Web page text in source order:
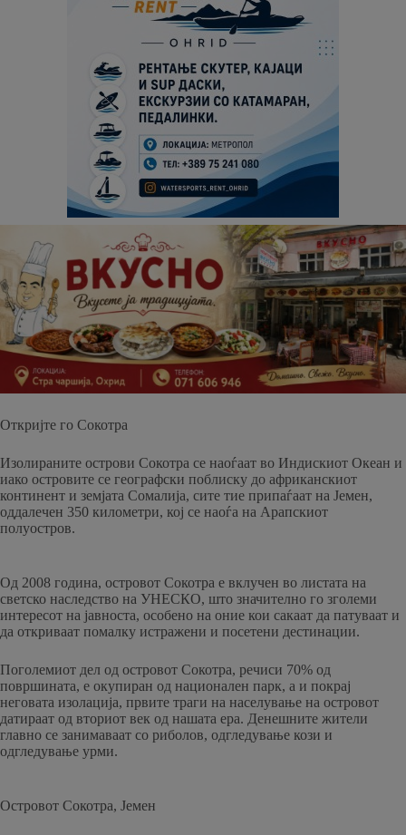
Откријте го Сокотра
Изолираните острови Сокотра се наоѓаат во Индискиот Океан и
иако островите се географски поблиску до африканскиот
континент и земјата Сомалија, сите тие припаѓаат на Јемен,
оддалечен 350 километри, кој се наоѓа на Арапскиот
полуостров.
Од 2008 година, островот Сокотра е вклучен во листата на
светско наследство на УНЕСКО, што значително го зголеми
интересот на јавноста, особено на оние кои сакаат да патуваат и
да откриваат помалку истражени и посетени дестинации.
Поголемиот дел од островот Сокотра, речиси 70% од
површината, е окупиран од национален парк, а и покрај
неговата изолација, првите траги на населување на островот
датираат од вториот век од нашата ера. Денешните жители
главно се занимаваат со риболов, одгледување кози и
одгледување урми.
Островот Сокотра, Јемен